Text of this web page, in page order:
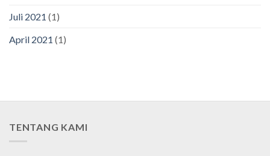
Juli 2021 (1)
April 2021 (1)
TENTANG KAMI